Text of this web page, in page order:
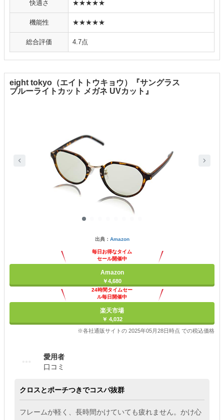
快適さ ★★★★★
機能性 ★★★★★
総合評価 4.7点
eight tokyo（エイトトウキョウ）『サングラス
ブルーライトカット メガネ UVカット』
出典： Amazon
毎日お得なタイム
セール開催中
Amazon
￥4,680
24時間タイムセー
ル毎日開催中
楽天市場
￥ 4,032
※各社通販サイトの 2025年05月28日時点 での税込価格
愛用者
口コミ
クロスとポーチつきでコスパ抜群
フレームが軽く、長時間かけていても疲れません。かけ心